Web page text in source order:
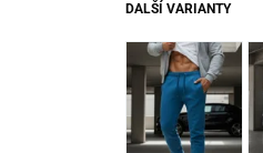
DALŠÍ VARIANTY